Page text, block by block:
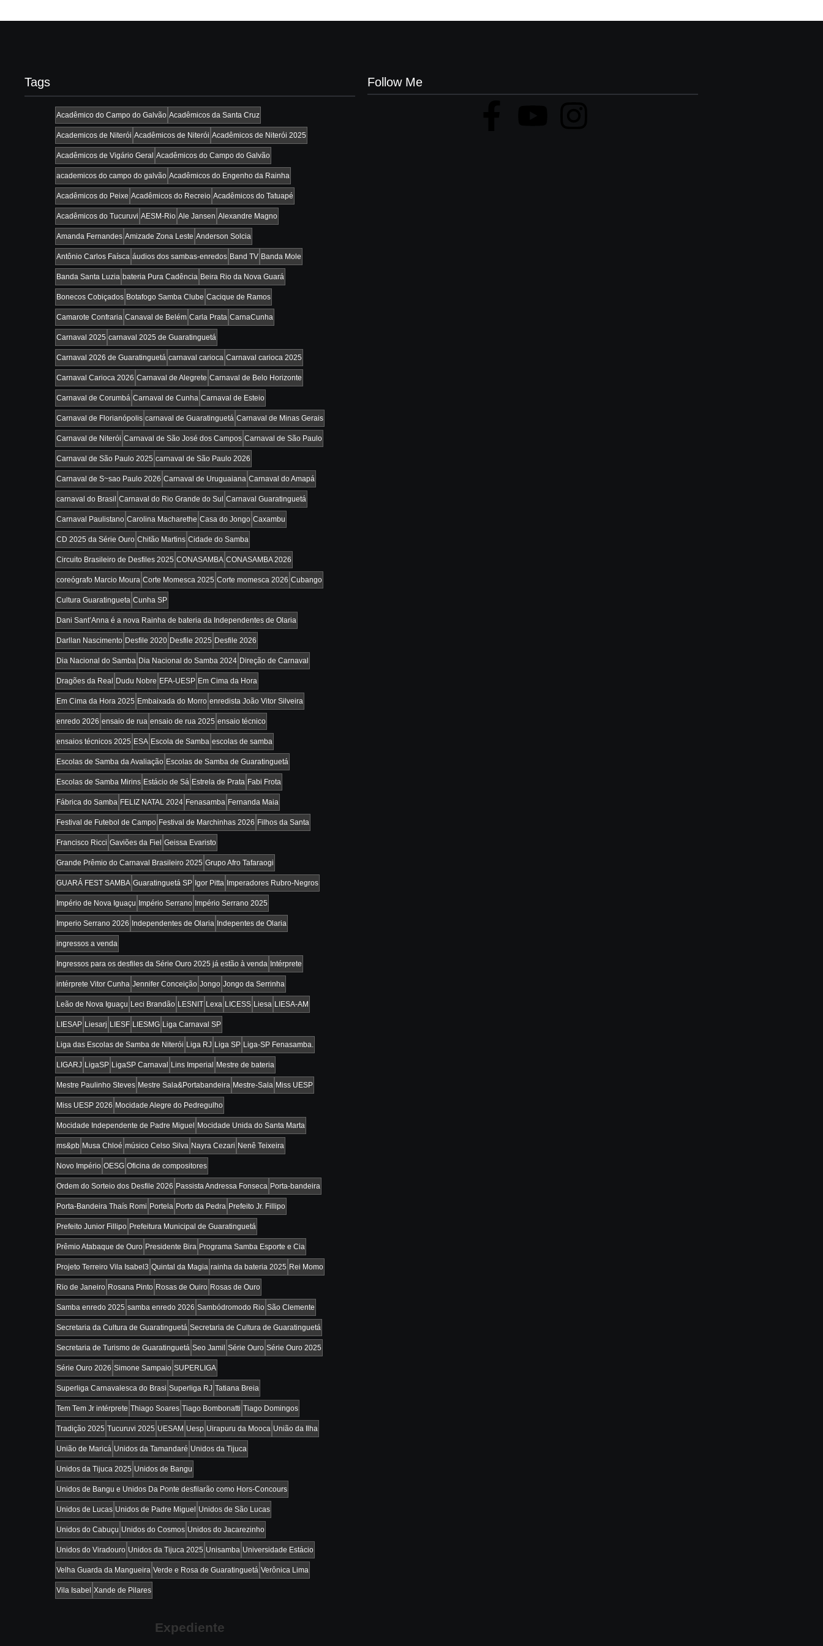
Tags
Acadêmico do Campo do Galvão Acadêmicos da Santa Cruz
Academicos de Niterói Acadêmicos de Niterói Acadêmicos de Niterói 2025
Acadêmicos de Vigário Geral Acadêmicos do Campo do Galvão
academicos do campo do galvão Acadêmicos do Engenho da Rainha
Acadêmicos do Peixe Acadêmicos do Recreio Acadêmicos do Tatuapé
Acadêmicos do Tucuruvi AESM-Rio Ale Jansen Alexandre Magno
Amanda Fernandes Amizade Zona Leste Anderson Solcia
Antônio Carlos Faísca áudios dos sambas-enredos Band TV Banda Mole
Banda Santa Luzia bateria Pura Cadência Beira Rio da Nova Guará
Bonecos Cobiçados Botafogo Samba Clube Cacique de Ramos
Camarote Confraria Canaval de Belém Carla Prata CarnaCunha
Carnaval 2025 carnaval 2025 de Guaratinguetá
Carnaval 2026 de Guaratinguetá carnaval carioca Carnaval carioca 2025
Carnaval Carioca 2026 Carnaval de Alegrete Carnaval de Belo Horizonte
Carnaval de Corumbá Carnaval de Cunha Carnaval de Esteio
Carnaval de Florianópolis carnaval de Guaratinguetá Carnaval de Minas Gerais
Carnaval de Niterói Carnaval de São José dos Campos Carnaval de São Paulo
Carnaval de São Paulo 2025 carnaval de São Paulo 2026
Carnaval de S~sao Paulo 2026 Carnaval de Uruguaiana Carnaval do Amapá
carnaval do Brasil Carnaval do Rio Grande do Sul Carnaval Guaratinguetá
Carnaval Paulistano Carolina Macharethe Casa do Jongo Caxambu
CD 2025 da Série Ouro Chitão Martins Cidade do Samba
Circuito Brasileiro de Desfiles 2025 CONASAMBA CONASAMBA 2026
coreógrafo Marcio Moura Corte Momesca 2025 Corte momesca 2026 Cubango
Cultura Guaratingueta Cunha SP
Dani Sant’Anna é a nova Rainha de bateria da Independentes de Olaria
Darllan Nascimento Desfile 2020 Desfile 2025 Desfile 2026
Dia Nacional do Samba Dia Nacional do Samba 2024 Direção de Carnaval
Dragões da Real Dudu Nobre EFA-UESP Em Cima da Hora
Em Cima da Hora 2025 Embaixada do Morro enredista João Vitor Silveira
enredo 2026 ensaio de rua ensaio de rua 2025 ensaio técnico
ensaios técnicos 2025 ESA Escola de Samba escolas de samba
Escolas de Samba da Avaliação Escolas de Samba de Guaratinguetá
Escolas de Samba Mirins Estácio de Sá Estrela de Prata Fabi Frota
Fábrica do Samba FELIZ NATAL 2024 Fenasamba Fernanda Maia
Festival de Futebol de Campo Festival de Marchinhas 2026 Filhos da Santa
Francisco Ricci Gaviões da Fiel Geissa Evaristo
Grande Prêmio do Carnaval Brasileiro 2025 Grupo Afro Tafaraogi
GUARÁ FEST SAMBA Guaratinguetá SP Igor Pitta Imperadores Rubro-Negros
Império de Nova Iguaçu Império Serrano Império Serrano 2025
Imperio Serrano 2026 Independentes de Olaria Indepentes de Olaria
ingressos a venda
Ingressos para os desfiles da Série Ouro 2025 já estão à venda Intérprete
intérprete Vitor Cunha Jennifer Conceição Jongo Jongo da Serrinha
Leão de Nova Iguaçu Leci Brandão LESNIT Lexa LICESS Liesa LIESA-AM
LIESAP Liesarj LIESF LIESMG Liga Carnaval SP
Liga das Escolas de Samba de Niterói Liga RJ Liga SP Liga-SP Fenasamba.
LIGARJ LigaSP LigaSP Carnaval Lins Imperial Mestre de bateria
Mestre Paulinho Steves Mestre Sala&Portabandeira Mestre-Sala Miss UESP
Miss UESP 2026 Mocidade Alegre do Pedregulho
Mocidade Independente de Padre Miguel Mocidade Unida do Santa Marta
ms&pb Musa Chloé músico Celso Silva Nayra Cezari Nenê Teixeira
Novo Império OESG Oficina de compositores
Ordem do Sorteio dos Desfile 2026 Passista Andressa Fonseca Porta-bandeira
Porta-Bandeira Thaís Romi Portela Porto da Pedra Prefeito Jr. Fillipo
Prefeito Junior Fillipo Prefeitura Municipal de Guaratinguetá
Prêmio Atabaque de Ouro Presidente Bira Programa Samba Esporte e Cia
Projeto Terreiro Vila Isabel3 Quintal da Magia rainha da bateria 2025 Rei Momo
Rio de Janeiro Rosana Pinto Rosas de Ouiro Rosas de Ouro
Samba enredo 2025 samba enredo 2026 Sambódromodo Rio São Clemente
Secretaria da Cultura de Guaratinguetá Secretaria de Cultura de Guaratinguetá
Secretaria de Turismo de Guaratinguetá Seo Jamil Série Ouro Série Ouro 2025
Série Ouro 2026 Simone Sampaio SUPERLIGA
Superliga Carnavalesca do Brasi Superliga RJ Tatiana Breia
Tem Tem Jr intérprete Thiago Soares Tiago Bombonatti Tiago Domingos
Tradição 2025 Tucuruvi 2025 UESAM Uesp Uirapuru da Mooca União da Ilha
União de Maricá Unidos da Tamandaré Unidos da Tijuca
Unidos da Tijuca 2025 Unidos de Bangu
Unidos de Bangu e Unidos Da Ponte desfilarão como Hors-Concours
Unidos de Lucas Unidos de Padre Miguel Unidos de São Lucas
Unidos do Cabuçu Unidos do Cosmos Unidos do Jacarezinho
Unidos do Viradouro Unidos da Tijuca 2025 Unisamba Universidade Estácio
Velha Guarda da Mangueira Verde e Rosa de Guaratinguetá Verônica Lima
Vila Isabel Xande de Pilares
Expediente
Follow Me